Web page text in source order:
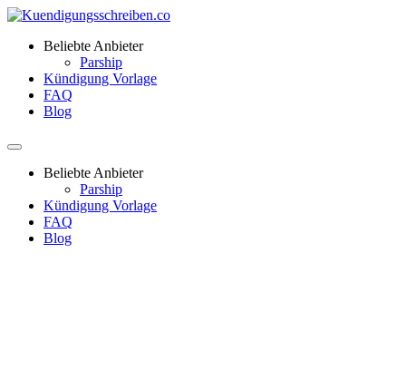
Beliebte Anbieter
Parship
Kündigung Vorlage
FAQ
Blog
Beliebte Anbieter
Parship
Kündigung Vorlage
FAQ
Blog